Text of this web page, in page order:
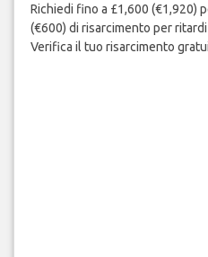
Richiedi fino a £1,600 (€1,920)
(€600) di risarcimento per
Verifica il tuo risarcimento